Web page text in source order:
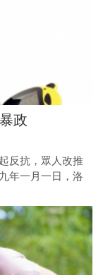
政
反抗，眾人改推
年一月一日，洛